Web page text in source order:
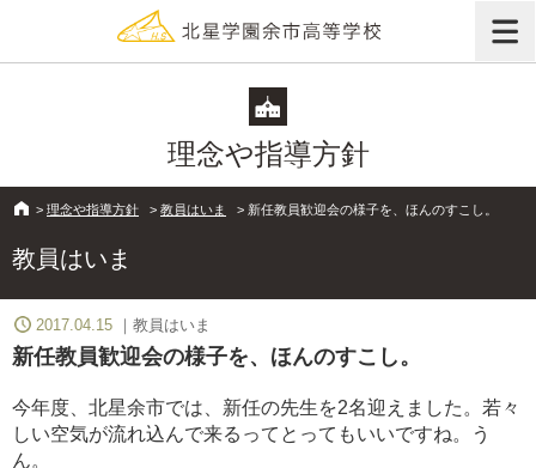
理念や指導方針
> 理念や指導方針 > 教員はいま > 新任教員歓迎会の様子を、ほんのすこし。
教員はいま
2017.04.15 教員はいま
新任教員歓迎会の様子を、ほんのすこし。
今年度、北星余市では、新任の先生を2名迎えました。若々
しい空気が流れ込んで来るってとってもいいですね。う
ん。